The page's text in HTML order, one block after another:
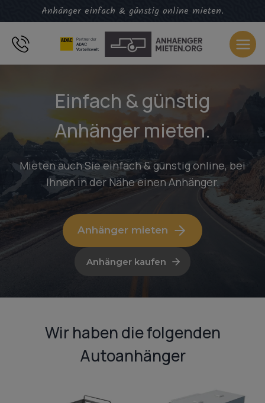
Inhalt
springen
Anhänger einfach & günstig online mieten.
Einfach & günstig
Anhänger mieten.
Mieten auch Sie einfach & günstig online, bei
Ihnen in der Nähe einen Anhänger.
Anhänger mieten
Anhänger kaufen
Wir haben die folgenden
Autoanhänger